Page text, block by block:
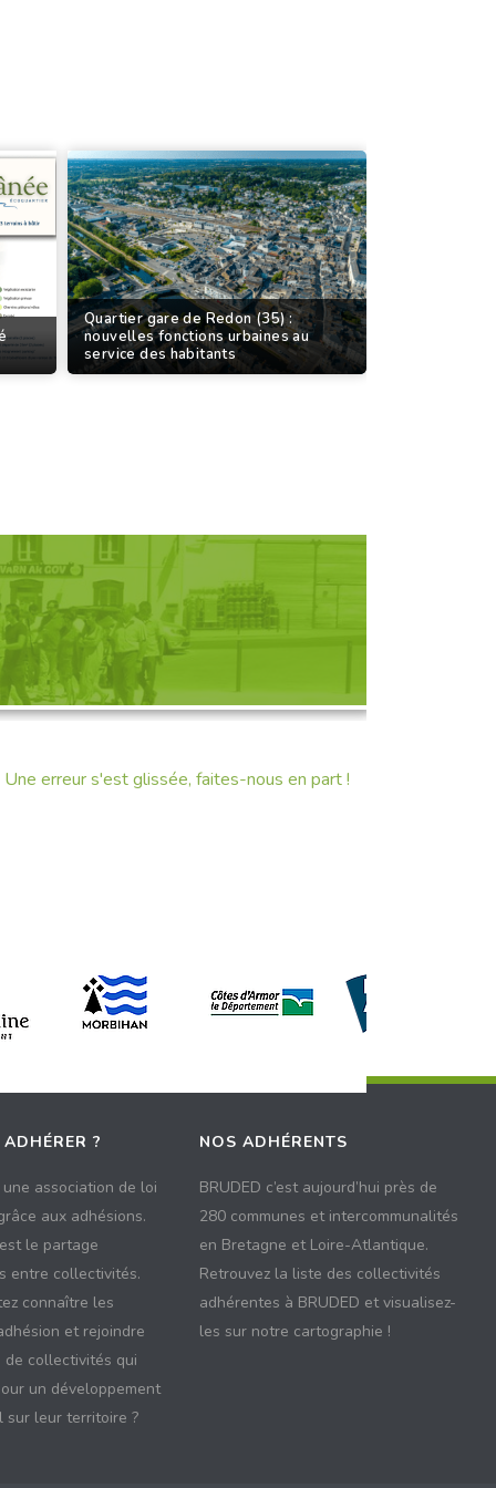
Quartier gare de Redon (35) :
nouvelles fonctions urbaines au
service des habitants
RENCONTRE
Une erreur s'est glissée, faites-nous en part !
?
une association de loi
aux adhésions.
le partage
entre collectivités.
connaître les
et rejoindre
de collectivités qui
un développement
sur leur territoire ?
NOS ADHÉRENTS
BRUDED c’est aujourd’hui près de
280 communes et intercommunalités
en Bretagne et Loire-Atlantique.
Retrouvez la liste des collectivités
adhérentes à BRUDED et visualisez-
les sur notre cartographie !